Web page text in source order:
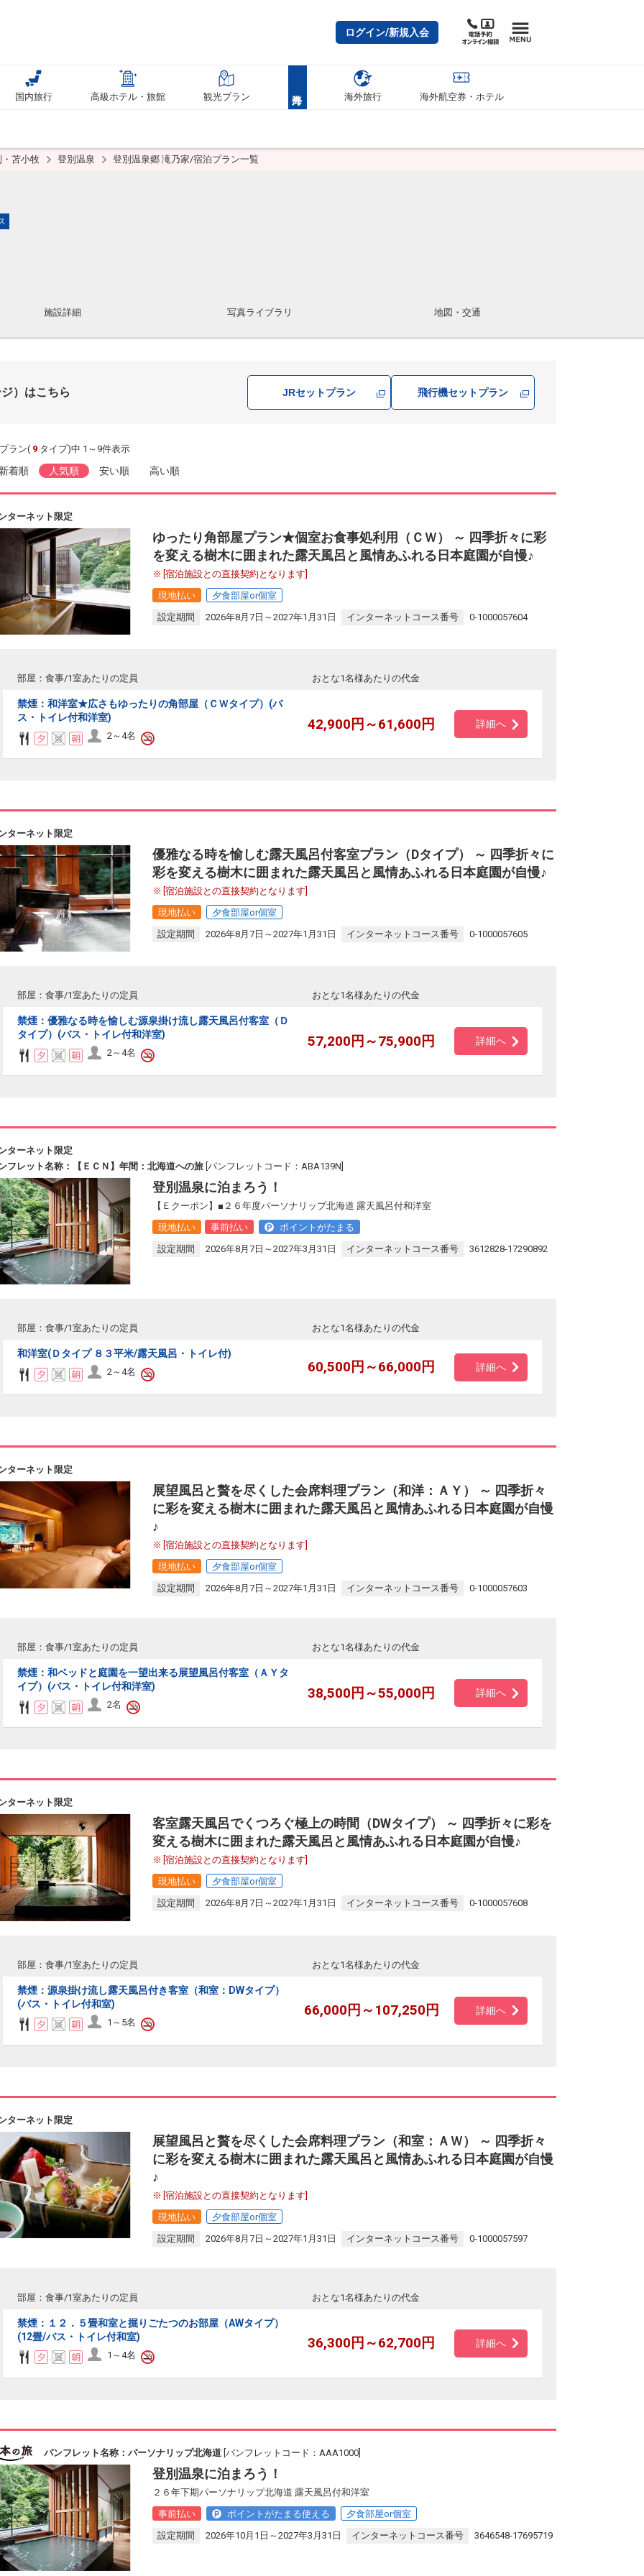
ログイン/新規入会
国内旅行 高級ホテル・旅館 観光プラン 海外旅行 海外航空券・ホテル
苫小牧 登別温泉 登別温泉郷 滝乃家/宿泊プラン一覧
施設詳細 写真ライブラリ 地図・交通
）はこちら JRセットプラン 飛行機セットプラン
プラン( 9 タイプ)中 1～9件表示
着順 人気順 安い順 高い順
ターネット限定
ゆったり角部屋プラン★個室お食事処利用（ＣＷ） ～ 四季折々に彩
を変える樹木に囲まれた露天風呂と風情あふれる日本庭園が自慢♪
[宿泊施設との直接契約となります]
現地払い
夕食部屋or個室
設定期間
2026年8月7日～2027年1月31日 インターネットコース番号 0-1000057604
部屋：食事/1室あたりの定員 おとな1名様あたりの代金
禁煙：和洋室★広さもゆったりの角部屋（ＣＷタイプ）(バ
ス・トイレ付和洋室)
2～4名
42,900円～61,600円 詳細へ
ターネット限定
優雅なる時を愉しむ露天風呂付客室プラン（Dタイプ） ～ 四季折々に
彩を変える樹木に囲まれた露天風呂と風情あふれる日本庭園が自慢♪
[宿泊施設との直接契約となります]
現地払い
夕食部屋or個室
設定期間
2026年8月7日～2027年1月31日 インターネットコース番号 0-1000057605
部屋：食事/1室あたりの定員 おとな1名様あたりの代金
禁煙：優雅なる時を愉しむ源泉掛け流し露天風呂付客室（Ｄ
タイプ）(バス・トイレ付和洋室)
2～4名
57,200円～75,900円 詳細へ
ターネット限定
フレット名称：【ＥＣＮ】年間：北海道への旅 [パンフレットコード：ABA139N]
登別温泉に泊まろう！
【Ｅクーポン】■２６年度パーソナリップ北海道 露天風呂付和洋室
現地払い
事前払い
ポイントがたまる
設定期間
2026年8月7日～2027年3月31日 インターネットコース番号 3612828-17290892
部屋：食事/1室あたりの定員 おとな1名様あたりの代金
和洋室(Ｄタイプ ８３平米/露天風呂・トイレ付)
2～4名 60,500円～66,000円 詳細へ
ターネット限定
展望風呂と贅を尽くした会席料理プラン（和洋：ＡＹ） ～ 四季折々
に彩を変える樹木に囲まれた露天風呂と風情あふれる日本庭園が自慢
♪
[宿泊施設との直接契約となります]
現地払い
夕食部屋or個室
設定期間
2026年8月7日～2027年1月31日 インターネットコース番号 0-1000057603
部屋：食事/1室あたりの定員 おとな1名様あたりの代金
禁煙：和ベッドと庭園を一望出来る展望風呂付客室（ＡＹタ
イプ）(バス・トイレ付和洋室)
2名
38,500円～55,000円 詳細へ
ターネット限定
客室露天風呂でくつろぐ極上の時間（DWタイプ） ～ 四季折々に彩を
変える樹木に囲まれた露天風呂と風情あふれる日本庭園が自慢♪
[宿泊施設との直接契約となります]
現地払い
夕食部屋or個室
設定期間
2026年8月7日～2027年1月31日 インターネットコース番号 0-1000057608
部屋：食事/1室あたりの定員 おとな1名様あたりの代金
禁煙：源泉掛け流し露天風呂付き客室（和室：DWタイプ）
(バス・トイレ付和室)
1～5名
66,000円～107,250円 詳細へ
ターネット限定
展望風呂と贅を尽くした会席料理プラン（和室：ＡＷ） ～ 四季折々
に彩を変える樹木に囲まれた露天風呂と風情あふれる日本庭園が自慢
♪
[宿泊施設との直接契約となります]
現地払い
夕食部屋or個室
設定期間
2026年8月7日～2027年1月31日 インターネットコース番号 0-1000057597
部屋：食事/1室あたりの定員 おとな1名様あたりの代金
禁煙：１２．５畳和室と掘りごたつのお部屋（AWタイプ）
(12畳/バス・トイレ付和室)
1～4名
36,300円～62,700円 詳細へ
パンフレット名称：パーソナリップ北海道 [パンフレットコード：AAA1000]
登別温泉に泊まろう！
２６年下期パーソナリップ北海道 露天風呂付和洋室
事前払い
ポイントがたまる使える
夕食部屋or個室
設定期間
2026年10月1日～2027年3月31日 インターネットコース番号 3646548-17695719